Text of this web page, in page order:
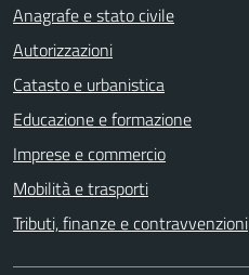
Anagrafe e stato civile
Autorizzazioni
Catasto e urbanistica
Educazione e formazione
Imprese e commercio
Mobilità e trasporti
Tributi, finanze e contravvenzioni